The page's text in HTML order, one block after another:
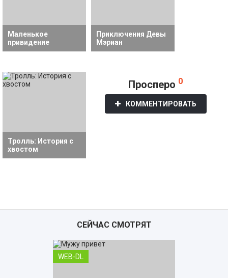
Маленькое
привидение
Приключения Девы
Мэриан
Тролль: История с
хвостом
Просперо 0
КОММЕНТИРОВАТЬ
СЕЙЧАС СМОТРЯТ
WEB-DL